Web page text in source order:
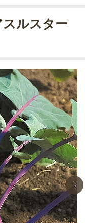
ルスター